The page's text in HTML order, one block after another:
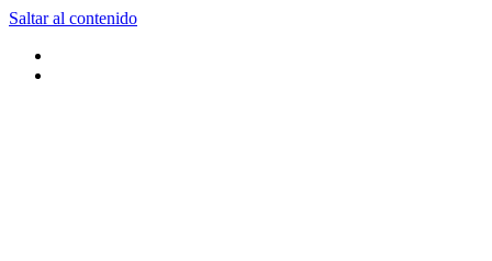
Saltar al contenido